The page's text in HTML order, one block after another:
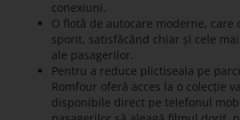
conexiuni.
O flotă de autocare moderne, care
sporit, satisfăcând chiar și cele
ale pasagerilor.
Pentru a reduce plictiseala pe
Romfour oferă acces la o colecție
disponibile direct pe telefonul